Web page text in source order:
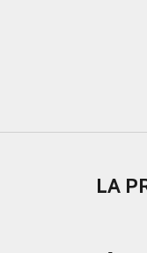
LA